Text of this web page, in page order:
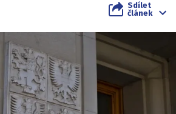
Sdílet
článek